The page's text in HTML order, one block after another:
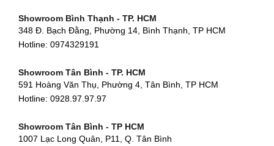
Showroom Bình Thạnh - TP. HCM
348 Đ. Bạch Đằng, Phường 14, Bình Thạnh, TP HCM
Hotline: 0974329191
Showroom Tân Bình - TP. HCM
591 Hoàng Văn Thụ, Phường 4, Tân Bình, TP HCM
Hotline: 0928.97.97.97
Showroom Tân Bình - TP HCM
1007 Lạc Long Quân, P11, Q. Tân Bình